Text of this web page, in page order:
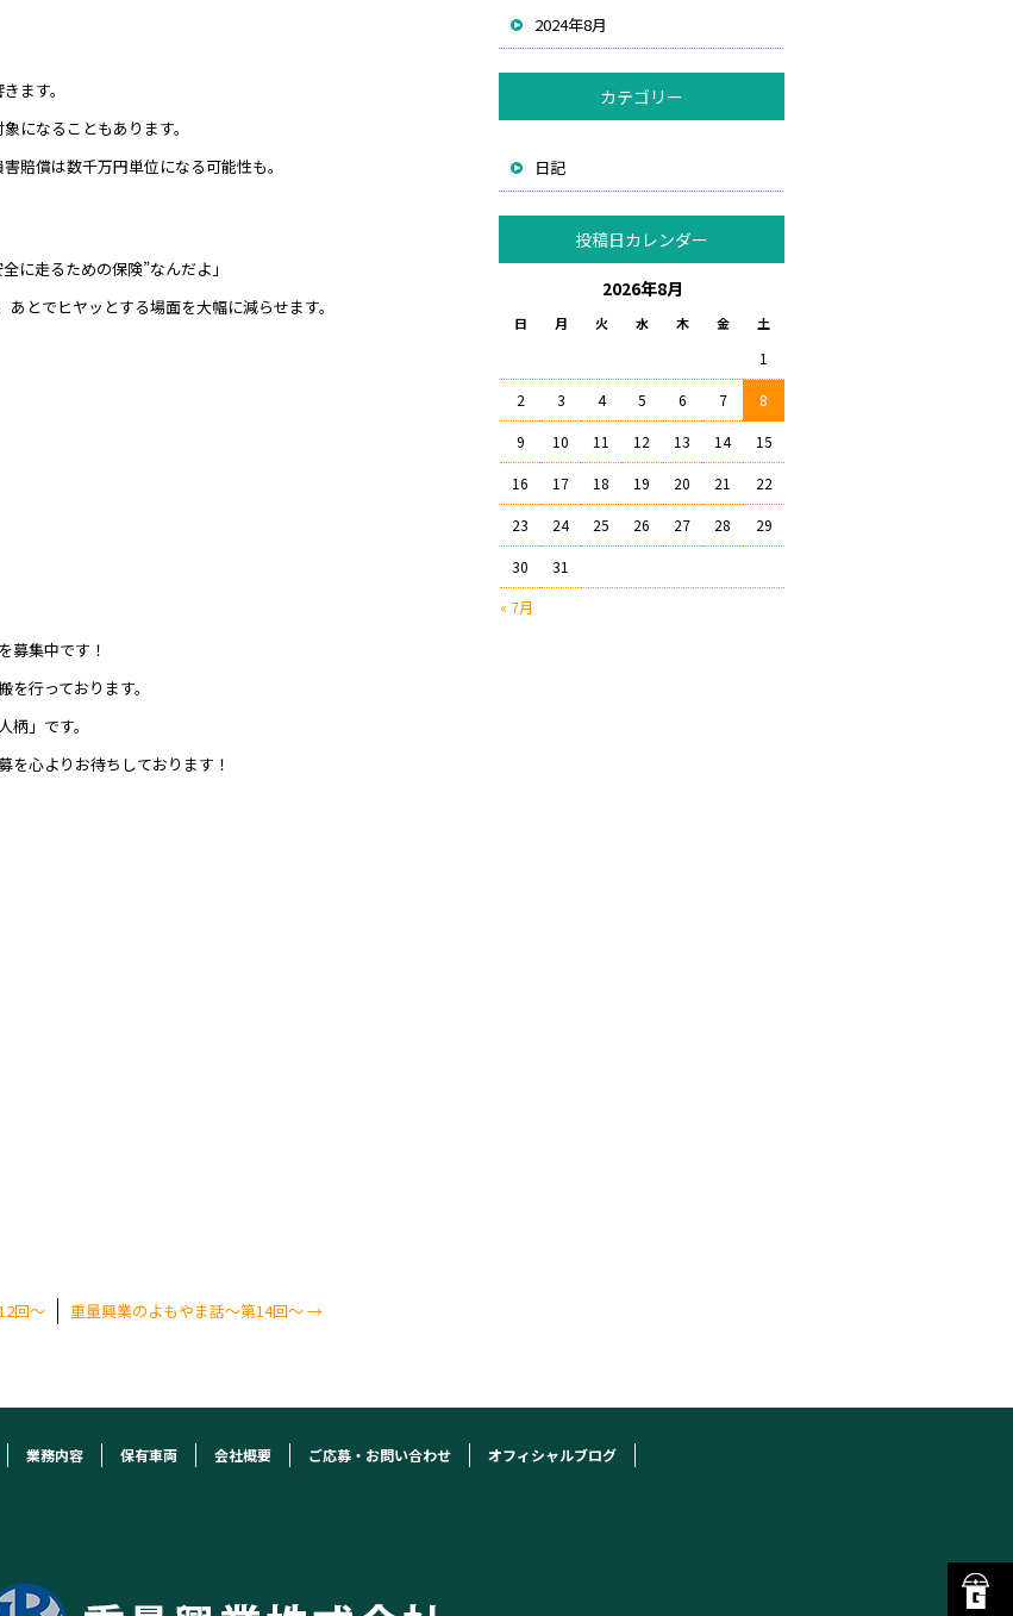
ます。
になることもあります。
賠償は数千万円単位になる可能性も。
に走るための保険”なんだよ」
とでヒヤッとする場面を大幅に減らせます。
募集中です！
行っております。
」です。
を心よりお待ちしております！
回～ 重量興業のよもやま話～第14回～→
2024年8月
カテゴリー
日記
投稿日カレンダー
2026年8月
日 月 火 水 木 金 土
« 7月
1
2 3 4 5 6 7 8
9 10 11 12 13 14 15
16 17 18 19 20 21 22
23 24 25 26 27 28 29
30 31
業務内容 保有車両 会社概要 ご応募・お問い合わせ オフィシャルブログ